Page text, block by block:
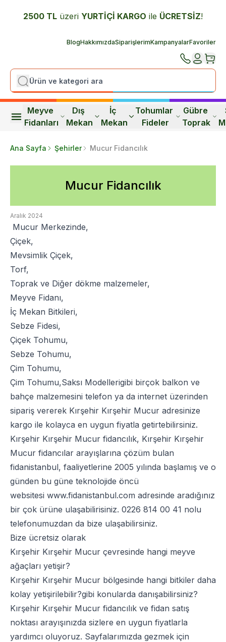
2500 TL üzeri YURTİÇİ KARGO ile ÜCRETSİZ!
BlogHakkımızdaSiparişlerimKampanyalarFavoriler
Meyve
Fidanları
Dış
Mekan
İç
Mekan
Tohumlar
Fideler
Gübre
Toprak
Ana Sayfa Şehirler Mucur Fidancılık
Mucur Fidancılık
Aralık 2024
Mucur Merkezinde,
Çiçek,
Mevsimlik Çiçek,
Torf,
Toprak ve Diğer dökme malzemeler,
Meyve Fidanı,
İç Mekan Bitkileri,
Sebze Fidesi,
Çiçek Tohumu,
Sebze Tohumu,
Çim Tohumu,
Çim Tohumu,Saksı Modellerigibi birçok balkon ve
bahçe malzemesini telefon ya da internet üzerinden
sipariş vererek Kırşehir Kırşehir Mucur adresinize
kargo ile kolayca en uygun fiyatla getirtebilirsiniz.
Kırşehir Kırşehir Mucur fidancılık, Kırşehir Kırşehir
Mucur fidancılar arayışlarına çözüm bulan
fidanistanbul, faaliyetlerine 2005 yılında başlamış ve o
günden bu güne teknolojide öncü
websitesi www.fidanistanbul.com adresinde aradığınız
bir çok ürüne ulaşabilirisiniz. 0226 814 00 41 nolu
telefonumuzdan da bize ulaşabilirsiniz.
Bize ücretsiz olarak
Kırşehir Kırşehir Mucur çevresinde hangi meyve
ağaçları yetişir?
Kırşehir Kırşehir Mucur bölgesinde hangi bitkiler daha
kolay yetişirilebilir?gibi konularda danışabilirsiniz?
Kırşehir Kırşehir Mucur fidancılık ve fidan satış
noktası arayışınızda sizlere en uygun fiyatlarla
yardımcı oluyoruz. Sayfalarımızda gezmek için